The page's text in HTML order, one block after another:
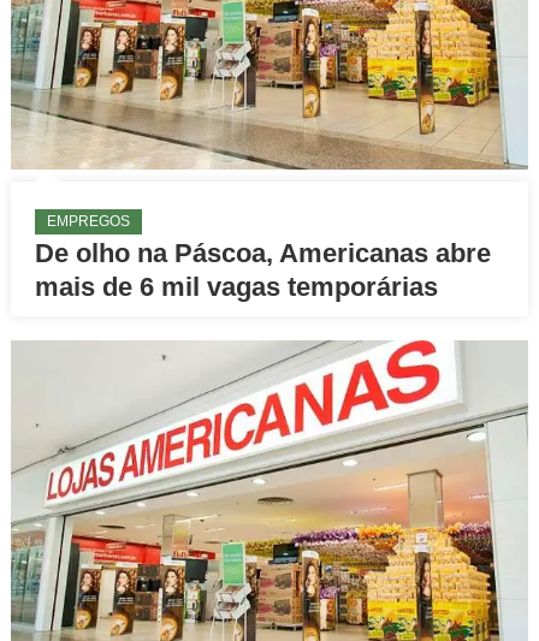
EMPREGOS
De olho na Páscoa, Americanas abre
mais de 6 mil vagas temporárias